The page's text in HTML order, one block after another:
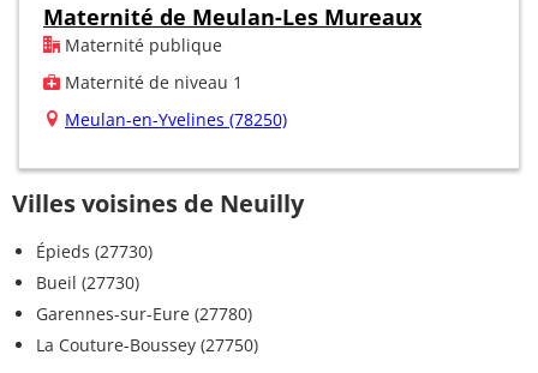
Maternité de Meulan-Les Mureaux
Maternité publique
Maternité de niveau 1
Meulan-en-Yvelines (78250)
Villes voisines de Neuilly
Épieds (27730)
Bueil (27730)
Garennes-sur-Eure (27780)
La Couture-Boussey (27750)